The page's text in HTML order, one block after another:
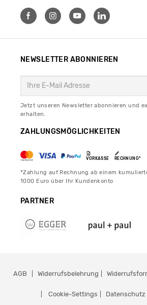
NEWSLETTER ABONNIEREN
Jetzt unseren Newsletter abonnieren und
erhalten.
ZAHLUNGSMÖGLICHKEITEN
VORKASSE RECHNUNG*
*Zahlung auf Rechnung ab einem
1000 Euro über Ihr Kundenkonto
PARTNER
AGB Widerrufsbelehrung
Cookie-Settings Datenschutz